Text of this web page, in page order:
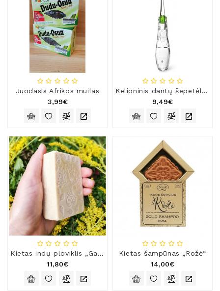
Juodasis Afrikos muilas
3,99€
Kelioninis dantų šepetėlis „Radius Tour Travel“
9,49€
Kietas indų ploviklis „Garstyčia“ (su kokosų aliejumi, soda ir garstyčių milteliais)
11,80€
Kietas šampūnas „Rožė“
14,00€